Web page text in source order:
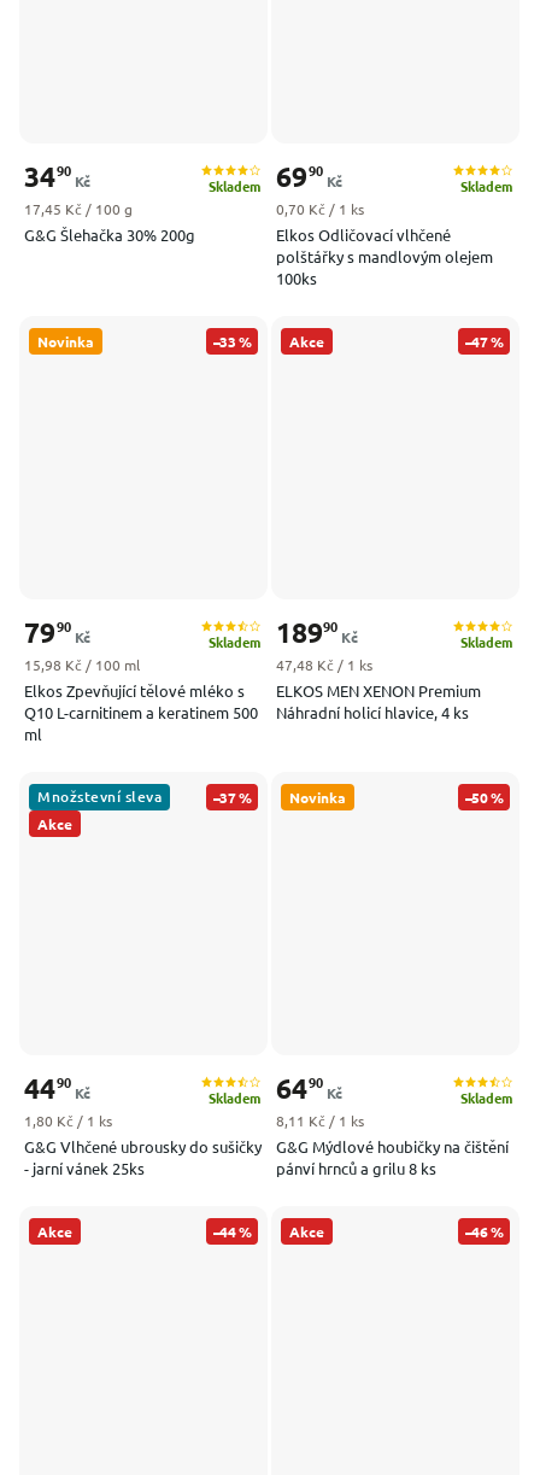
G&G Šlehačka 30% 200g
Skladem
3490
Kč
Měrná cena:
17,45 Kč / 100 g
Elkos Odličovací vlhčené
polštářky s mandlovým olejem
100ks
Skladem
6990
Kč
Měrná cena:
0,70 Kč / 1 ks
Novinka –33 %
Elkos Zpevňující tělové mléko s
Q10 L-carnitinem a keratinem 500
ml
Skladem
7990
Kč
Měrná cena:
15,98 Kč / 100 ml
Akce –47 %
ELKOS MEN XENON Premium
Náhradní holicí hlavice, 4 ks
Skladem
18990
Kč
Měrná cena:
47,48 Kč / 1 ks
Akce
Množstevní sleva –37 %
G&G Vlhčené ubrousky do sušičky
- jarní vánek 25ks
Skladem
4490
Kč
Měrná cena:
1,80 Kč / 1 ks
Novinka –50 %
G&G Mýdlové houbičky na čištění
pánví hrnců a grilu 8 ks
Skladem
6490
Kč
Měrná cena:
8,11 Kč / 1 ks
Akce –44 % Akce –46 %